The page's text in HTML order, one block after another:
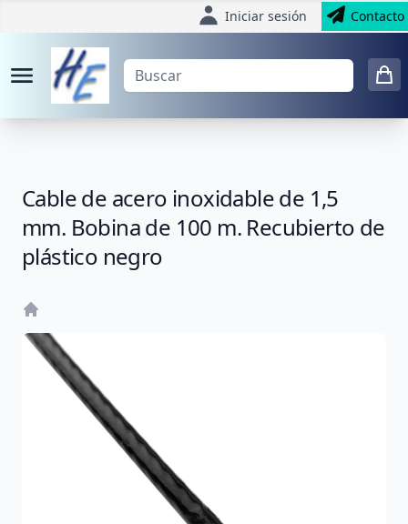
Iniciar sesión Contacto
Cable de acero inoxidable de 1,5
mm. Bobina de 100 m. Recubierto de
plástico negro
Home